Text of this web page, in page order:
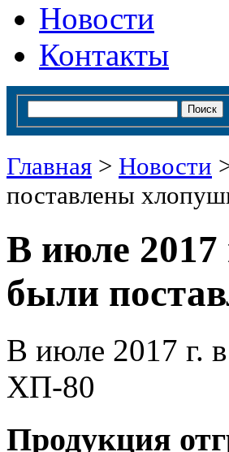
Новости
Контакты
Главная > Новости
поставлены
В июле 2017
были
В июле 2017 г.
ХП-80
Продукция